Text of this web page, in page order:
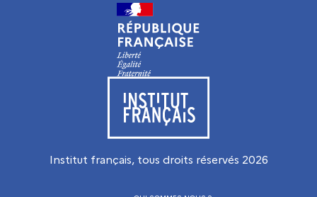
Visiter le site de l’Institut français
Institut français, tous droits réservés 2026